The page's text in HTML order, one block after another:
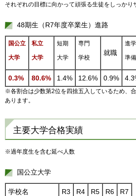
それぞれの目標に向かって頑張る生徒をしっかり
48期生（R7年度卒業生）進路
国公立
大学
私立
大学
短期
大学
専門
学校
就職
進学
準備
0.3% 80.6% 1.4% 12.6% 0.9%
※各割合は少数第2位を四捨五入しているため、
あります。
主要大学合格実績
※過年度生を含む延べ人数
国公立大学
学校名 R3 R4 R5 R6 R7